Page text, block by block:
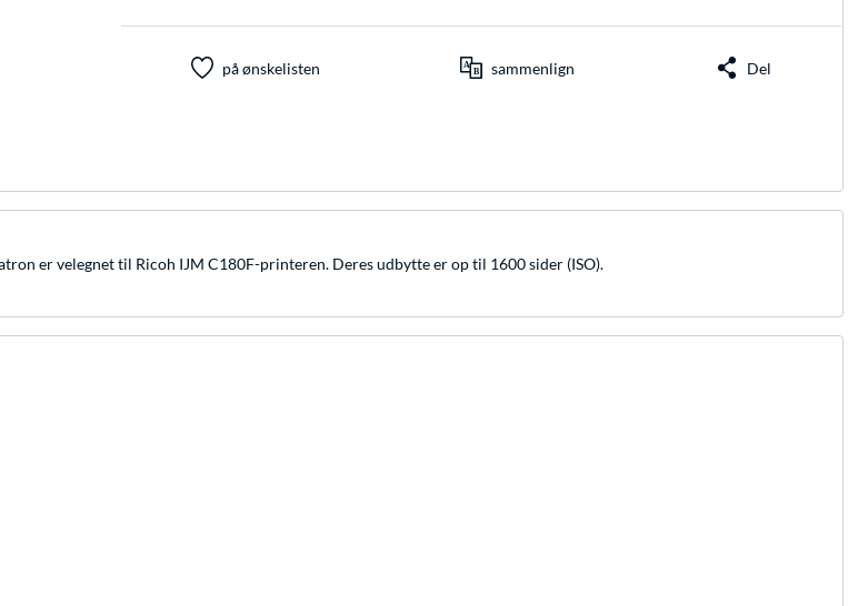
på ønskelisten sammenlign Del
er velegnet til Ricoh IJM C180F-printeren. Deres udbytte er op til 1600 sider (ISO).